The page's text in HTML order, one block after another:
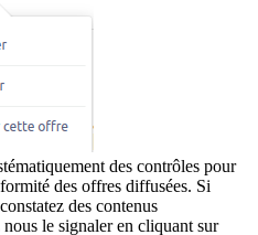
des contrôles pour
des offres diffusées. Si
des contenus
le signaler en cliquant sur